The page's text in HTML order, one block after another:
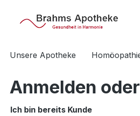
Unsere Apotheke
Anmelden
Ich bin bereits Kunde